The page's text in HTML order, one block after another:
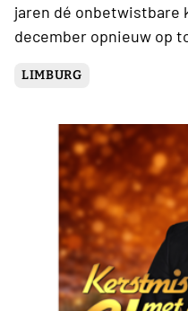
jaren dé
december opnieuw op
LIMBURG